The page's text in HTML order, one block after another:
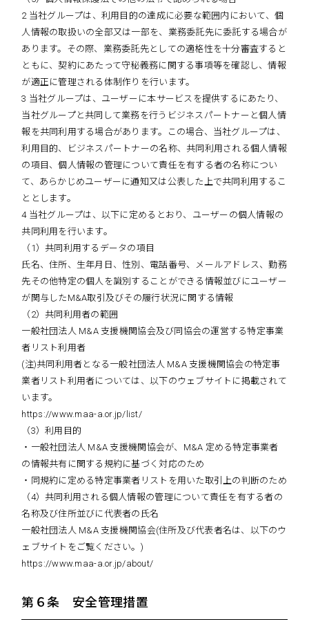
2 当社グループは、利用目的の達成に必要な範囲内において、個
人情報の取扱いの全部又は一部を、業務委託先に委託する場合が
あります。その際、業務委託先としての適格性を十分審査すると
ともに、契約にあたって守秘義務に関する事項等を確認し、情報
が適正に管理される体制作りを行います。
3 当社グループは、ユーザーに本サービスを提供するにあたり、
当社グループと共同して業務を行うビジネスパートナーと個人情
報を共同利用する場合があります。この場合、当社グループは、
利用目的、ビジネスパートナーの名称、共同利用される個人情報
の項目、個人情報の管理について責任を有する者の名称につい
て、あらかじめユーザーに通知又は公表した上で共同利用するこ
ととします。
4 当社グループは、以下に定めるとおり、ユーザーの個人情報の
共同利用を行います。
（1）共同利用するデータの項目
氏名、住所、生年月日、性別、電話番号、メールアドレス、勤務
先その他特定の個人を識別することができる情報並びにユーザー
が関与したM&A取引及びその履行状況に関する情報
（2）共同利用者の範囲
一般社団法人 M&A 支援機関協会及び同協会の運営する特定事業
者リスト利用者
(注)共同利用者となる一般社団法人 M&A 支援機関協会の特定事
業者リスト利用者については、以下のウェブサイトに掲載されて
います。
https://www.maa-a.or.jp/list/
（3）利用目的
・一般社団法人 M&A 支援機関協会が、M&A 定める特定事業者
の情報共有に関する規約に基づく対応のため
・同規約に定める特定事業者リストを用いた取引上の判断のため
（4）共同利用される個人情報の管理について責任を有する者の
名称及び住所並びに代表者の氏名
一般社団法人 M&A 支援機関協会(住所及び代表者名は、以下のウ
ェブサイトをご覧ください。)
https://www.maa-a.or.jp/about/
第６条 安全管理措置